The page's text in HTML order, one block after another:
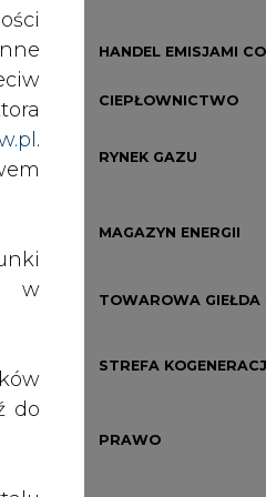
.
w
do